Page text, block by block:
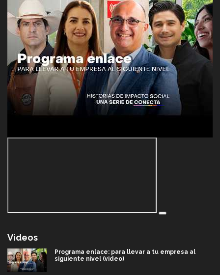
Videos
Programa enlace: para llevar a tu empresa al
siguiente nivel (video)